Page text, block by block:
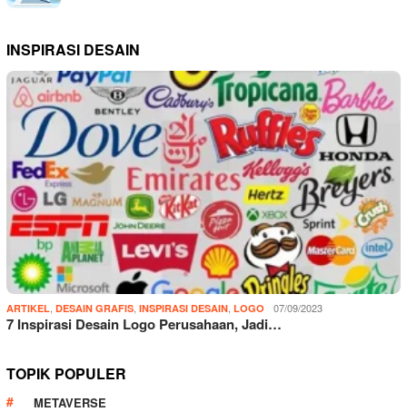
INSPIRASI DESAIN
ARTIKEL DESAIN GRAFIS INSPIRASI DESAIN LOGO 07/09/2023
7 Inspirasi Desain Logo Perusahaan, Jadi…
TOPIK POPULER
METAVERSE